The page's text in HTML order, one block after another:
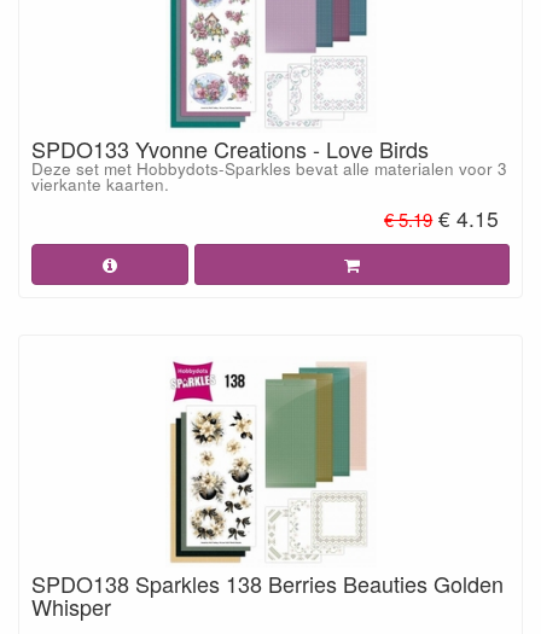
SPDO133 Yvonne Creations - Love Birds
Deze set met Hobbydots-Sparkles bevat alle materialen voor 3
vierkante kaarten.
€ 5.19 € 4.15
SPDO138 Sparkles 138 Berries Beauties Golden
Whisper